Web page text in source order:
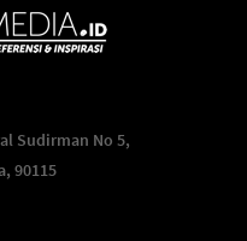
Sudirman No 5,
90115